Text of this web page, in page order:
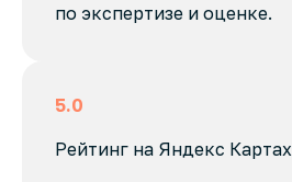
по экспертизе и оценке.
5.0
Рейтинг на Яндекс Картах